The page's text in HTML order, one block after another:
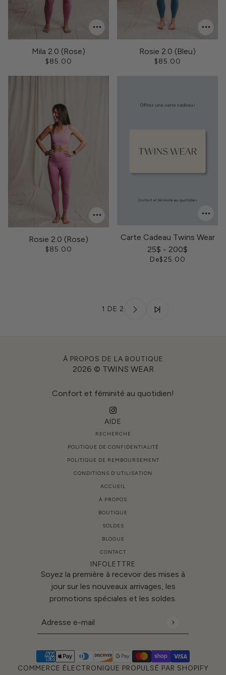
Mila 2.0 (Rose)
$85.00
Rosie 2.0 (Bleu)
$85.00
Rosie 2.0 (Rose)
$85.00
Carte Cadeau Twins Wear
25$ - 200$
De$25.00
1 DE 2
À PROPOS DE LA BOUTIQUE
2026 © TWINS WEAR
Confort et féminité au quotidien!
AIDE
RECHERCHE
POLITIQUE DE CONFIDENTIALITÉ
POLITIQUE DE REMBOURSEMENT
CONDITIONS D’UTILISATION
ACCUEIL
À PROPOS
BOUTIQUE
SOLDES
BLOGUE
CONTACT
INFOLETTRE
Soyez la première à recevoir des mises à
jour sur les nouveaux arrivages, les
promotions spéciales et les soldes.
Adresse e-mail
Ce site est protégé par hCaptcha, et la
COMMERCE ÉLECTRONIQUE PROPULSÉ PAR SHOPIFY